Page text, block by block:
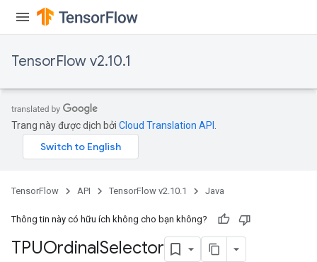
TensorFlow v2.10.1
Trang này được dịch bởi Cloud Translation API
TensorFlow API TensorFlow v2.10.1 Java
Thông tin này có hữu ích không cho bạn không?
TPUOrdinalSelector